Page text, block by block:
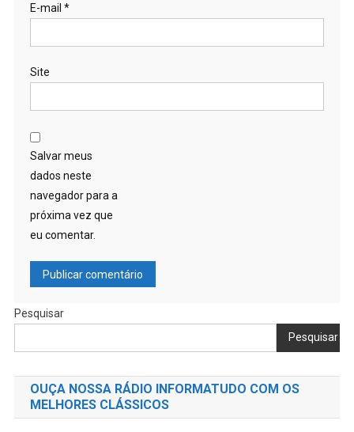
E-mail *
Site
Salvar meus
dados neste
navegador para a
próxima vez que
eu comentar.
Pesquisar
Pesquisar
OUÇA NOSSA RÁDIO INFORMATUDO COM OS
MELHORES CLÁSSICOS